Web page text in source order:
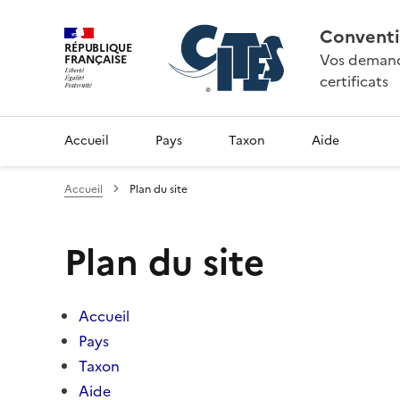
RÉPUBLIQUE
FRANÇAISE
Vos
certificats
Accueil Pays Taxon Aide
Accueil Plan du site
Plan du site
Accueil
Pays
Taxon
Aide